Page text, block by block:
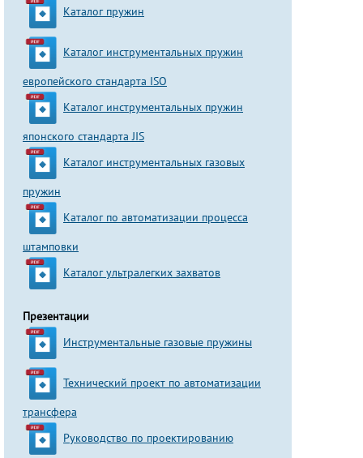
Каталог пружин
Каталог инструментальных пружин
европейского стандарта ISO
Каталог инструментальных пружин
японского стандарта JIS
Каталог инструментальных газовых
пружин
Каталог по автоматизации процесса
штамповки
Каталог ультралегких захватов
Презентации
Инструментальные газовые пружины
Технический проект по автоматизации
трансфера
Руководство по проектированию